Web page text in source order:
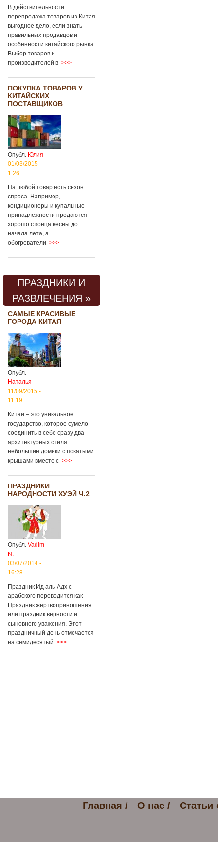
В действительности
перепродажа товаров из Китая
выгодное дело, если знать
правильных продавцов и
особенности китайского рынка.
Выбор товаров и
производителей в >>>
ПОКУПКА ТОВАРОВ У
КИТАЙСКИХ
ПОСТАВЩИКОВ
Опубл. Юлия
01/03/2015 -
1:26
На любой товар есть сезон
спроса. Например,
кондиционеры и купальные
принадлежности продаются
хорошо с конца весны до
начала лета, а
обогреватели >>>
ПРАЗДНИКИ И
РАЗВЛЕЧЕНИЯ »
САМЫЕ КРАСИВЫЕ
ГОРОДА КИТАЯ
Опубл.
Наталья
11/09/2015 -
11:19
Китай – это уникальное
государство, которое сумело
соединить в себе сразу два
архитектурных стиля:
небольшие домики с покатыми
крышами вместе с >>>
ПРАЗДНИКИ
НАРОДНОСТИ ХУЭЙ Ч.2
Опубл. Vadim
N.
03/07/2014 -
16:28
Праздник Ид аль-Адх с
арабского переводится как
Праздник жертвоприношения
или праздник верности и
сыновнего уважения. Этот
праздничный день отмечается
на семидесятый >>>
Главная / О нас / Статьи